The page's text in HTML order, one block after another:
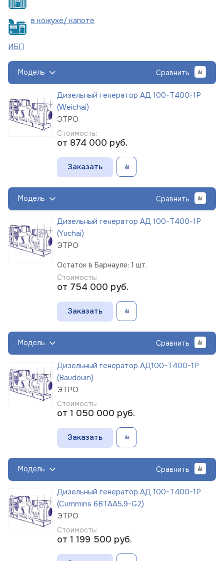
в кожухе/ капоте
ИБП
Модель Сравнить
Дизельный генератор АД 100-Т400-1Р
(Weichai)
ЭТРО
Стоимость:
от 874 000 руб.
Заказать
Модель Сравнить
Дизельный генератор АД 100-Т400-1Р
(Yuchai)
ЭТРО
Остаток в Барнауле: 1 шт.
Стоимость:
от 754 000 руб.
Заказать
Модель Сравнить
Дизельный генератор АД100-Т400-1Р
(Baudouin)
ЭТРО
Стоимость:
от 1 050 000 руб.
Заказать
Модель Сравнить
Дизельный генератор АД 100-Т400-1Р
(Cummins 6BTAA5,9-G2)
ЭТРО
Стоимость:
от 1 199 500 руб.